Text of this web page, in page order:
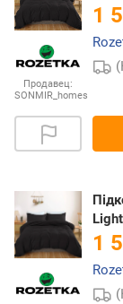
Продавец:
SONMIR_homes
1
1